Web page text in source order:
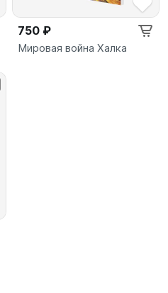
750 ₽
Мировая война Халка